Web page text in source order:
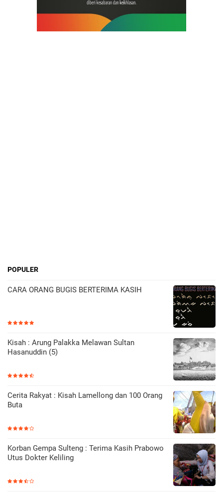
POPULER
CARA ORANG BUGIS BERTERIMA KASIH
Kisah : Arung Palakka Melawan Sultan
Hasanuddin (5)
Cerita Rakyat : Kisah Lamellong dan 100 Orang
Buta
Korban Gempa Sulteng : Terima Kasih Prabowo
Utus Dokter Keliling